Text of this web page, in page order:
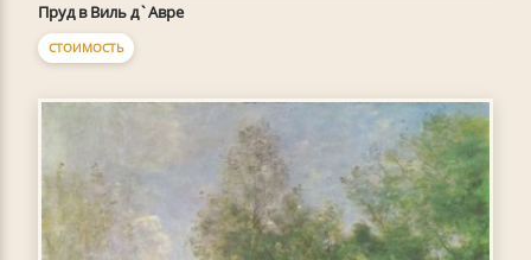
Пруд в Виль д`Авре
СТОИМОСТЬ